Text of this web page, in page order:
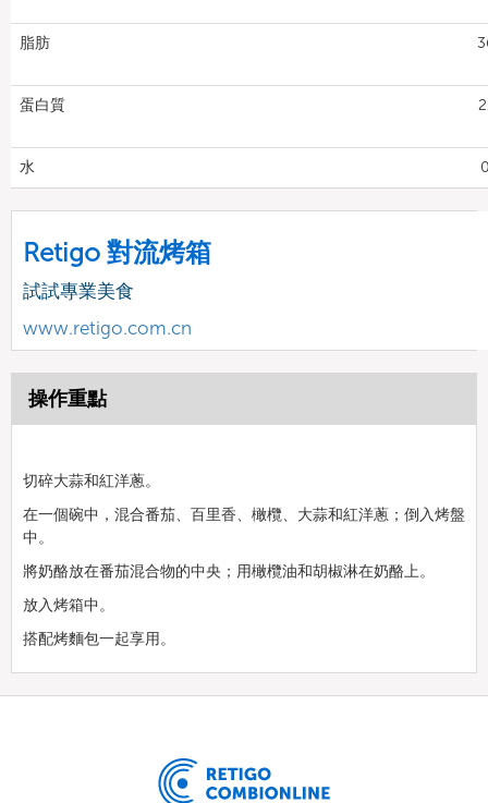
脂肪
蛋白質
水
Retigo 對流烤箱
試試專業美食
www.retigo.com.cn
操作重點
切碎大蒜和紅洋蔥。
在一個碗中，混合番茄、百里香、橄欖、大蒜和紅洋蔥；倒入烤盤
中。
將奶酪放在番茄混合物的中央；用橄欖油和胡椒淋在奶酪上。
放入烤箱中。
搭配烤麵包一起享用。